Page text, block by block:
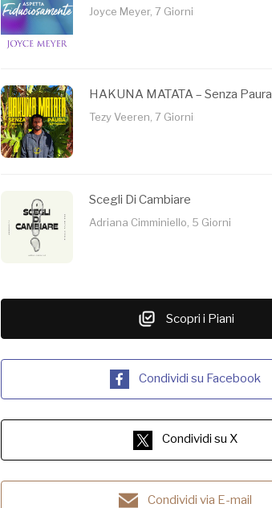
Joyce Meyer, 7 Giorni
HAKUNA MATATA – Senza Paura
Tezy Veeren, 7 Giorni
Scegli Di Cambiare
Adriana Cimminiello, 5 Giorni
Scopri i Piani
Condividi su Facebook
Condividi su X
Condividi via E-mail